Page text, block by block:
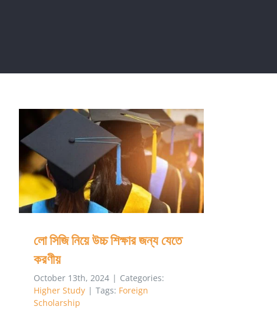
লো সিজি নিয়ে উচ্চ শিক্ষার জন্য যেতে করণীয়
লো সিজি নিয়ে উচ্চ শিক্ষার জন্য যেতে
করণীয়
October 13th, 2024 | Categories:
Higher Study | Tags: Foreign
Scholarship